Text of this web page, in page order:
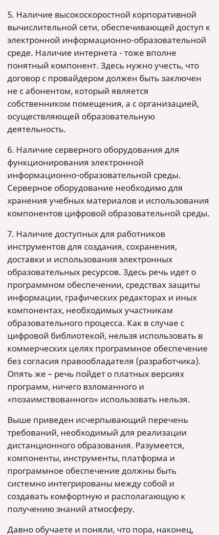
5. Наличие высокоскоростной корпоративной
вычислительной сети, обеспечивающей доступ к
электронной информационно-образовательной
среде. Наличие интернета - тоже вполне
понятный компонент. Здесь нужно учесть, что
договор с провайдером должен быть заключен
не с абонентом, который является
собственником помещения, а с организацией,
осуществляющей образовательную
деятельность.
6. Наличие серверного оборудования для
функционирования электронной
информационно-образовательной среды.
Серверное оборудование необходимо для
хранения учебных материалов и использования
компонентов цифровой образовательной среды.
7. Наличие доступных для работников
инструментов для создания, сохранения,
доставки и использования электронных
образовательных ресурсов. Здесь речь идет о
программном обеспечении, средствах защиты
информации, графических редакторах и иных
компонентах, необходимых участникам
образовательного процесса. Как в случае с
цифровой библиотекой, нельзя использовать в
коммерческих целях программное обеспечение
без согласия правообладателя (разработчика).
Опять же – речь пойдет о платных версиях
программ, ничего взломанного и
«позаимствованного» использовать нельзя.
Выше приведен исчерпывающий перечень
требований, необходимый для реализации
дистанционного образования. Разумеется,
компоненты, инструменты, платформа и
программное обеспечение должны быть
системно интегрированы между собой и
создавать комфортную и располагающую к
получению знаний атмосферу.
Давно обучаете и поняли, что пора, наконец,